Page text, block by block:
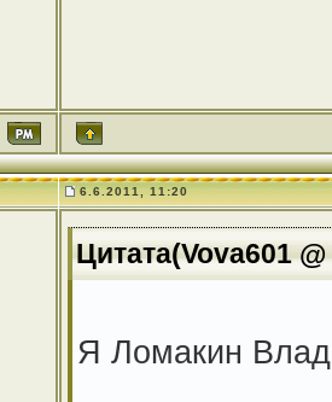
6.6.2011, 11:20
Цитата(Vova601
Я Ломакин